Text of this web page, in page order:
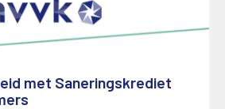
met Saneringskrediet